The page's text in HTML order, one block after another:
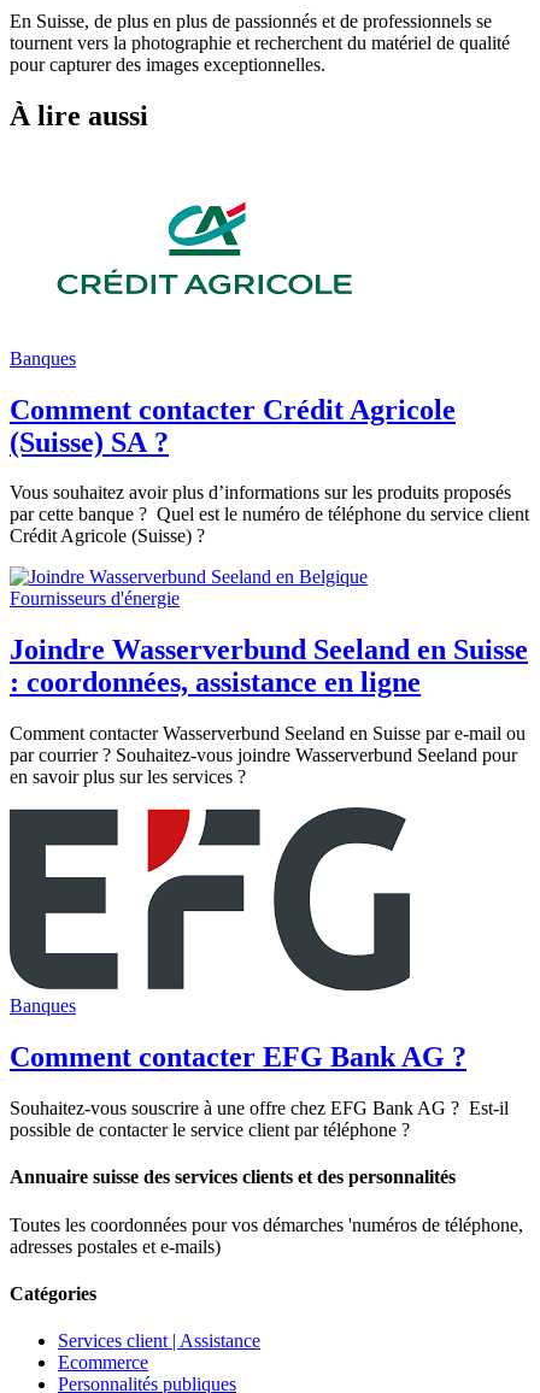
En Suisse, de plus en plus de passionnés et de professionnels se
tournent vers la photographie et recherchent du matériel de qualité
pour capturer des images exceptionnelles.
À lire aussi
Banques
Comment contacter Crédit Agricole
(Suisse) SA ?
Vous souhaitez avoir plus d’informations sur les produits proposés
par cette banque ? Quel est le numéro de téléphone du service client
Crédit Agricole (Suisse) ?
Fournisseurs d'énergie
Joindre Wasserverbund Seeland en Suisse
: coordonnées, assistance en ligne
Comment contacter Wasserverbund Seeland en Suisse par e-mail ou
par courrier ? Souhaitez-vous joindre Wasserverbund Seeland pour
en savoir plus sur les services ?
Banques
Comment contacter EFG Bank AG ?
Souhaitez-vous souscrire à une offre chez EFG Bank AG ? Est-il
possible de contacter le service client par téléphone ?
Annuaire suisse des services clients et des personnalités
Toutes les coordonnées pour vos démarches 'numéros de téléphone,
adresses postales et e-mails)
Catégories
Services client | Assistance
Ecommerce
Personnalités publiques